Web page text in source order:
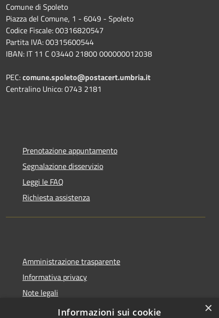
Comune di Spoleto
Piazza del Comune, 1 - 6049 - Spoleto
Codice Fiscale: 00316820547
Partita IVA: 00315600544
IBAN: IT 11 C 03440 21800 000000012038
PEC:comune.spoleto@postacert.umbria.it
Centralino Unico: 0743 2181
Prenotazione appuntamento
Segnalazione disservizio
Leggi le FAQ
Richiesta assistenza
Amministrazione trasparente
Informativa privacy
Note legali
Dichiarazione di accessibilità
×
Informazioni sui cookie